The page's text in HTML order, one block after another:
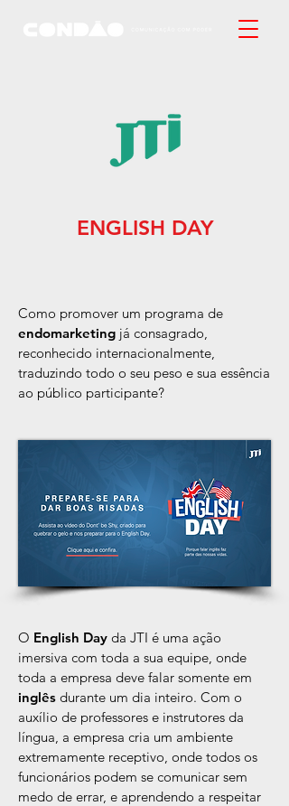
ENGLISH DAY
Como promover um programa de
endomarketing já consagrado,
reconhecido internacionalmente,
traduzindo todo o seu peso e sua essência
ao público participante?
O English Day da JTI é uma ação
imersiva com toda a sua equipe, onde
toda a empresa deve falar somente em
inglês durante um dia inteiro. Com o
auxílio de professores e instrutores da
língua, a empresa cria um ambiente
extremamente receptivo, onde todos os
funcionários podem se comunicar sem
medo de errar, e aprendendo a respeitar